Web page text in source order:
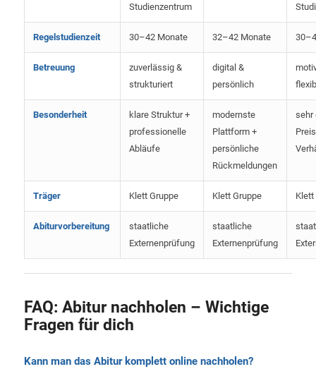
Studienzentrum
Regelstudienzeit 30–42 Monate 32–42 Monate
Betreuung
zuverlässig &
strukturiert
digital &
persönlich
Besonderheit
klare Struktur +
professionelle
Abläufe
modernste
Plattform +
persönliche
Rückmeldungen
sehr
Träger Klett Gruppe Klett Gruppe Klett
Abiturvorbereitung
staatliche
Externenprüfung
staatliche
Externenprüfung
FAQ: Abitur nachholen – Wichtige
Fragen für dich
Kann man das Abitur komplett online nachholen?